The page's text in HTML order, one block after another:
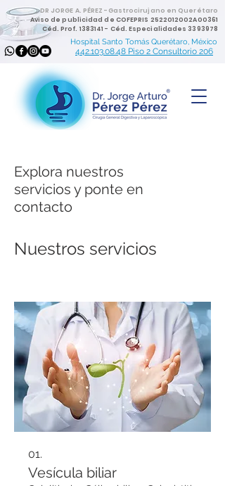
DR JORGE A. PÉREZ -Gastrocirujano en Querétaro
Aviso de publicidad de COFEPRIS 2522012002A00361
Céd. Prof.1383141 - Céd. Especialidades 3393978
Hospital Santo Tomás Querétaro, México
442.103.08.48 Piso 2 Consultorio 206
Explora nuestros
servicios y ponte en
contacto
Nuestros servicios
01.
Vesícula biliar